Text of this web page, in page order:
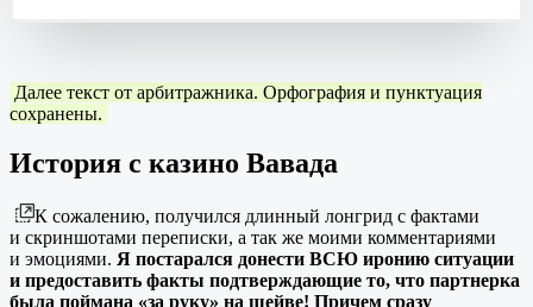
Далее текст от арбитражника. Орфография и пунктуация
сохранены.
История с казино Вавада
К сожалению, получился длинный лонгрид с фактами
и скриншотами переписки, а так же моими комментариями
и эмоциями. Я постарался донести ВСЮ иронию ситуации
и предоставить факты подтверждающие то, что партнерка
была поймана «за руку» на шейве! Причем сразу